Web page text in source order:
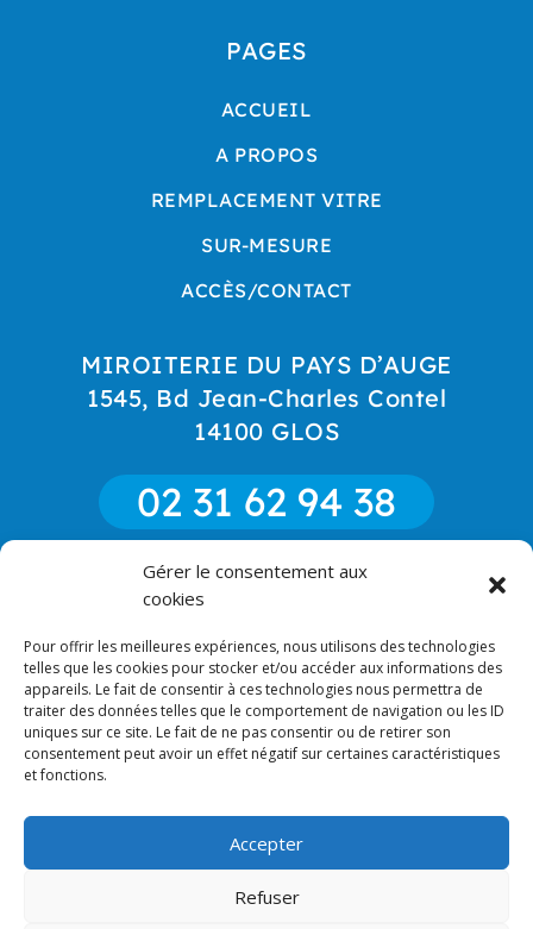
Gérer le consentement aux
cookies
Pour offrir les meilleures expériences, nous utilisons des technologies
telles que les cookies pour stocker et/ou accéder aux informations des
appareils. Le fait de consentir à ces technologies nous permettra de
traiter des données telles que le comportement de navigation ou les ID
uniques sur ce site. Le fait de ne pas consentir ou de retirer son
consentement peut avoir un effet négatif sur certaines caractéristiques
et fonctions.
Accepter
Refuser
PAGES
ACCUEIL
A PROPOS
REMPLACEMENT VITRE
SUR-MESURE
ACCÈS/CONTACT
MIROITERIE DU PAYS D’AUGE
1545, Bd Jean-Charles Contel
14100 GLOS
02 31 62 94 38
06 85 52 18 90
CONTACT
RECHERCHES FRÉQUENTES
2023 © Miroiterie du Pays d'Auge - Tous droits réservés |